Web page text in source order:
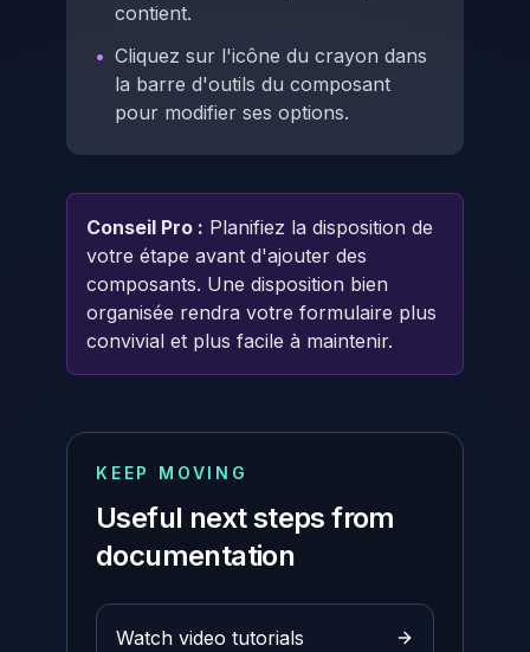
contient.
• Cliquez sur l'icône du crayon dans
la barre d'outils du composant
pour modifier ses options.
Conseil Pro : Planifiez la disposition de
votre étape avant d'ajouter des
composants. Une disposition bien
organisée rendra votre formulaire plus
convivial et plus facile à maintenir.
KEEP MOVING
Useful next steps from
documentation
Watch video tutorials